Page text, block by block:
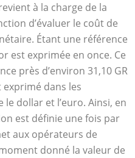
à la charge de la
d’évaluer le coût de
Étant une référence
est exprimée en once. Ce
près d’environ 31,10 GR
exprimé dans les
dollar et l’euro. Ainsi, en
est définie une fois par
aux opérateurs de
donné la valeur de